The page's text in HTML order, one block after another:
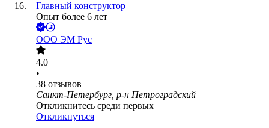
Главный конструктор
Опыт более 6 лет
ООО ЭМ Рус
4.0
•
38 отзывов
Санкт-Петербург, р-н Петроградский
Откликнитесь среди первых
Откликнуться